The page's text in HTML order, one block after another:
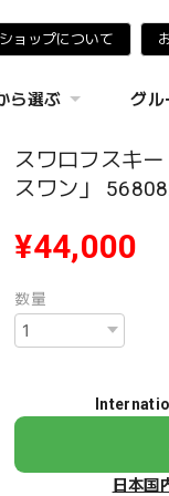
ョップについて
ら選ぶ グル
スワロフスキ
スワン」
¥44,000
数量
日本国